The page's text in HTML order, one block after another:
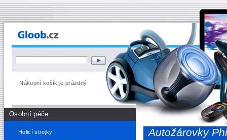
Nákupní košík je prázdný
Osobní péče
Holicí strojky
Autožárovky